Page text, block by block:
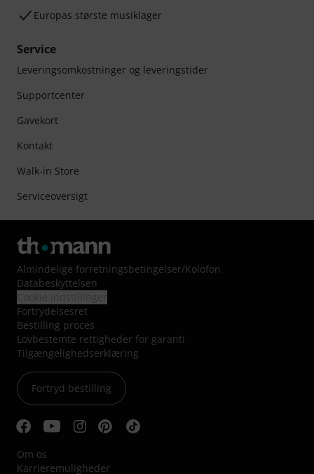
Europas største musiklager
Service
Leveringsomkostninger og leveringstider
Supportcenter
Gavekort
Kontakt
Walk-in Store
Serviceoversigt
Almindelige forretningsbetingelser/Kolofon
Databeskyttelsen
Fortrydelsesret
Bestilling proces
Lovbestemte rettigheder for garanti
Tilgængelighedserklæring
Fortryd bestilling
Om os
Karrieremuligheder